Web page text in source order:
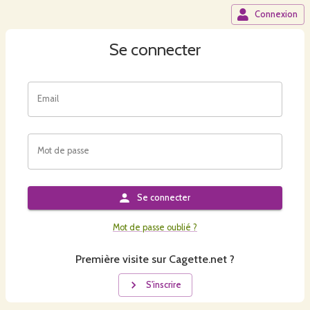
Connexion
Se connecter
Email
Mot de passe
Se connecter
Mot de passe oublié ?
Première visite sur Cagette.net ?
S'inscrire